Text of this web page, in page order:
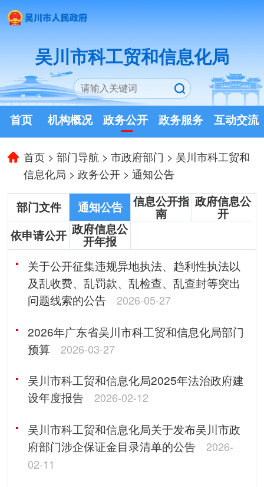
吴川市科工贸和信息化局
首页 机构概况 政务公开 政务服务 互动交流
首页 >部门导航 >市政府部门 > 吴川市科工贸和
信息化局 >政务公开 >通知公告
部门文件 通知公告 信息公开指
南
政府信息公
开
依申请公开 政府信息公
开年报
关于公开征集违规异地执法、趋利性执法以
及乱收费、乱罚款、乱检查、乱查封等突出
问题线索的公告
2026-05-27
2026年广东省吴川市科工贸和信息化局部门
预算
2026-03-27
吴川市科工贸和信息化局2025年法治政府建
设年度报告
2026-02-12
吴川市科工贸和信息化局关于发布吴川市政
府部门涉企保证金目录清单的公告
2026-
02-11